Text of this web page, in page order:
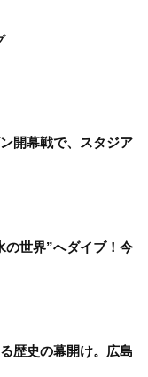
開幕戦で、スタジア
の世界”へダイブ！今
歴史の幕開け。広島